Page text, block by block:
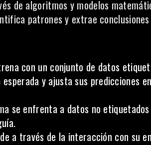
de algoritmos y modelos
patrones y extrae
con un conjunto de datos
y ajusta sus predicciones
se enfrenta a datos no
a través de la interacción con su